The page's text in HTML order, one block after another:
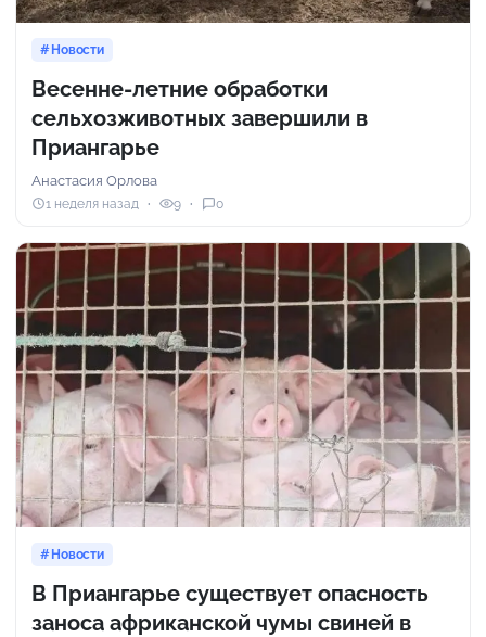
Новости
Весенне-летние обработки
сельхозживотных завершили в
Приангарье
Анастасия Орлова
1 неделя назад 9 0
Новости
В Приангарье существует опасность
заноса африканской чумы свиней в